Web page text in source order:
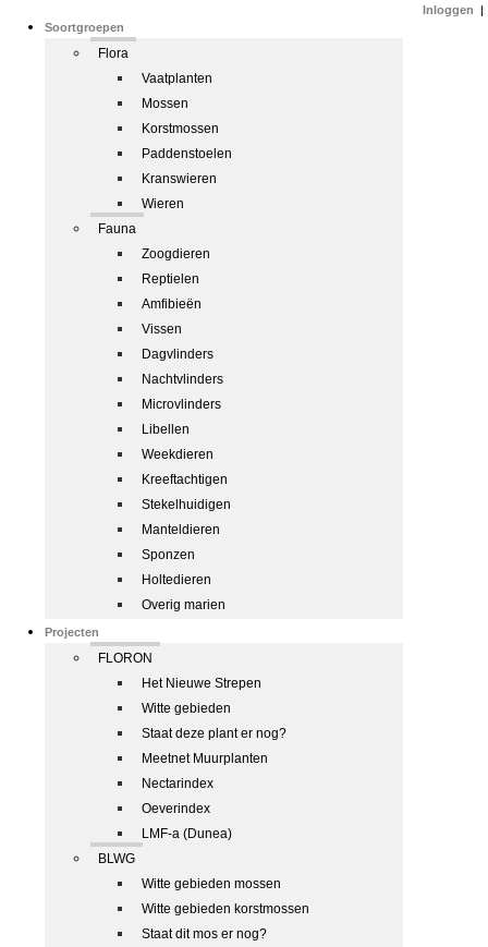
Soortgroepen
Flora
Vaatplanten
Mossen
Korstmossen
Paddenstoelen
Kranswieren
Wieren
Fauna
Zoogdieren
Reptielen
Amfibieën
Vissen
Dagvlinders
Nachtvlinders
Microvlinders
Libellen
Weekdieren
Kreeftachtigen
Stekelhuidigen
Manteldieren
Sponzen
Holtedieren
Overig marien
Projecten
FLORON
Het Nieuwe Strepen
Witte gebieden
Staat deze plant er nog?
Meetnet Muurplanten
Nectarindex
Oeverindex
LMF-a (Dunea)
BLWG
Witte gebieden mossen
Witte gebieden korstmossen
Staat dit mos er nog?
Inloggen |